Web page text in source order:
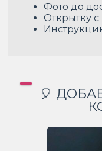
Фото до
Открытку
🎈